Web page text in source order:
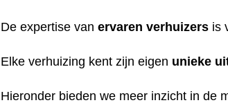
De expertise vanervaren verhuizers is
Elke verhuizing kent zijn eigen unieke
Hieronder bieden we meer inzicht in de